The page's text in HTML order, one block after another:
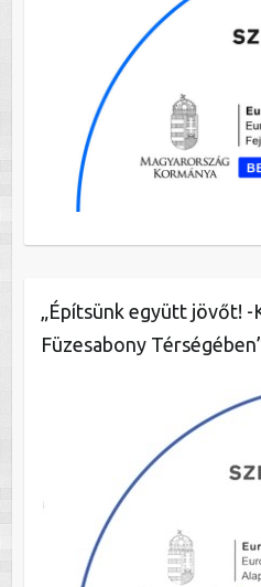
„Építsünk együtt jövőt!
Füzesabony